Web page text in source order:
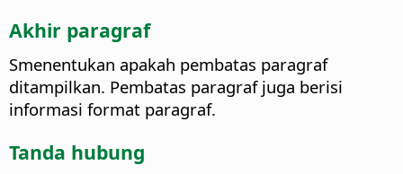
Akhir paragraf
Smenentukan apakah pembatas paragraf
ditampilkan. Pembatas paragraf juga berisi
informasi format paragraf.
Tanda hubung